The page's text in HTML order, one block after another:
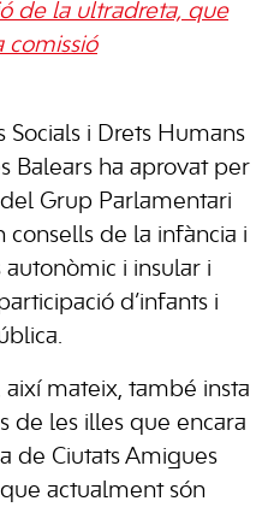
de la ultradreta, que
comissió
Socials i Drets Humans
Balears ha aprovat per
Grup Parlamentari
consells de la infància i
autonòmic i insular i
d’infants i
així mateix, també insta
de les illes que encara
de Ciutats Amigues
que actualment són